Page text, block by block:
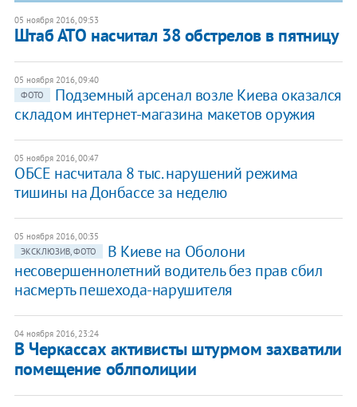
05 ноября 2016, 09:53
Штаб АТО насчитал 38 обстрелов в пятницу
05 ноября 2016, 09:40
ФОТО
​Подземный арсенал возле Киева оказался
складом интернет-магазина макетов оружия
05 ноября 2016, 00:47
ОБСЕ насчитала 8 тыс. нарушений режима
тишины на Донбассе за неделю
05 ноября 2016, 00:35
ЭКСКЛЮЗИВ, ФОТО
В Киеве на Оболони
несовершеннолетний водитель без прав сбил
насмерть пешехода-нарушителя
04 ноября 2016, 23:24
В Черкассах активисты штурмом захватили
помещение облполиции